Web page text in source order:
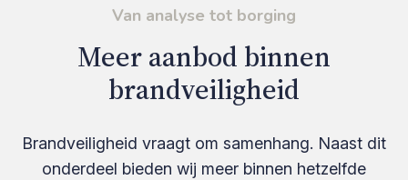
Van analyse tot borging
Meer aanbod binnen
brandveiligheid
Brandveiligheid vraagt om samenhang. Naast dit
onderdeel bieden wij meer binnen hetzelfde